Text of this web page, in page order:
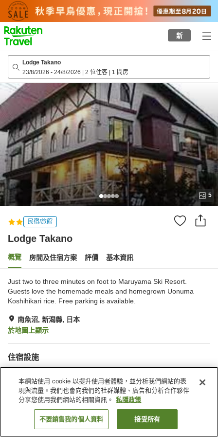
to
top
page
新
Lodge Takano
23/8/2026 - 24/8/2026 | 2 位住客 | 1 間房
5
民宿/旅館
Lodge Takano
概覽 房間及住宿方案 評價 基本資訊
Just two to three minutes on foot to Maruyama Ski Resort.
Guests love the homemade meals and homegrown Uonuma
Koshihikari rice. Free parking is available.
南魚沼, 新潟縣, 日本
於地圖上顯示
住宿設施
滑雪設備乾燥室
公共澡堂
找客房
本網站使用 cookie 以提升使用者體驗，並分析我們網站的表
現與流量。我們也會向我們的社群媒體、廣告和分析合作夥伴
分享您使用我們網站的相關資訊。
私隱政策
不要銷售我的個人資料 接受所有